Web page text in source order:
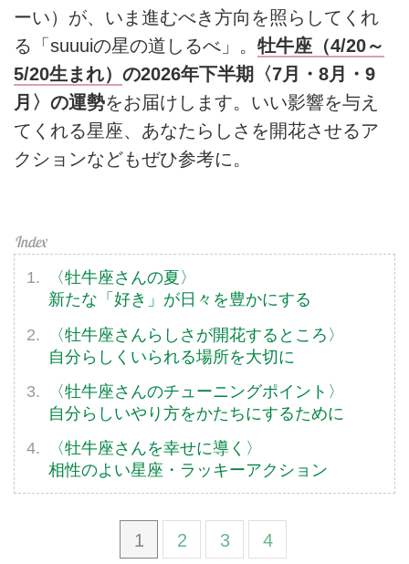
ーい）が、いま進むべき方向を照らしてくれ
る「suuuiの星の道しるべ」。 牡牛座（4/20～
5/20生まれ） の2026年下半期〈7月・8月・9
月〉の運勢をお届けします。いい影響を与え
てくれる星座、あなたらしさを開花させるア
クションなどもぜひ参考に。
〈牡牛座さんの夏〉
新たな「好き」が日々を豊かにする
〈牡牛座さんらしさが開花するところ〉
自分らしくいられる場所を大切に
〈牡牛座さんのチューニングポイント〉
自分らしいやり方をかたちにするために
〈牡牛座さんを幸せに導く〉
相性のよい星座・ラッキーアクション
1 2 3 4